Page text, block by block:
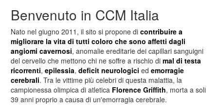
Benvenuto in CCM Italia
Nato nel giugno 2011, il sito si propone dicontribuire a
migliorare la vita di tutti coloro che sono affetti dagli
angiomi cavernosi, anomalie ereditarie dei capillari sanguigni
del cervello che mettono chi ne soffre a rischio dimal di testa
ricorrenti,epilessia,deficit neurologici edemorragie
cerebrali. Tra le vittime più celebri di questa malattia, la
campionessa olimpica di atletica Florence Griffith, morta a soli
39 anni proprio a causa di un'emorragia cerebrale.